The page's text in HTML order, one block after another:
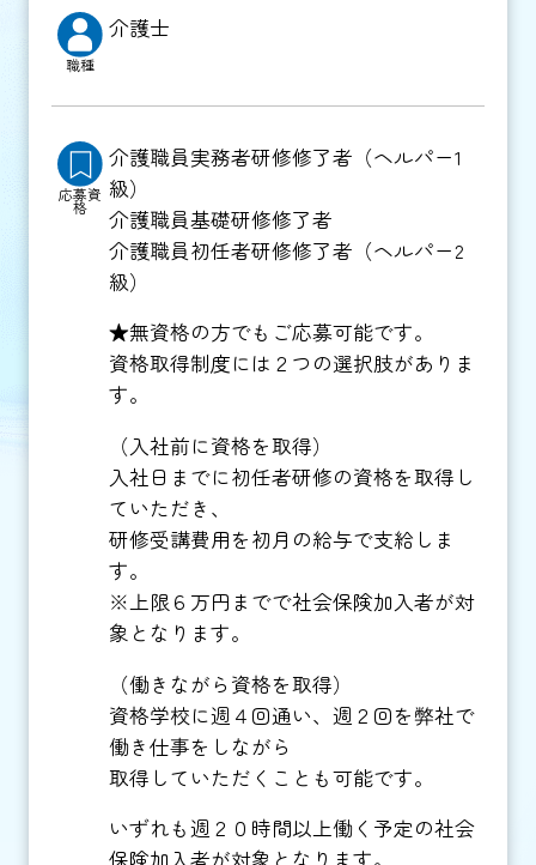
職種
介護士
応募資
格
介護職員実務者研修修了者（ヘルパー1
級）
介護職員基礎研修修了者
介護職員初任者研修修了者（ヘルパー2
級）
★無資格の方でもご応募可能です。
資格取得制度には２つの選択肢がありま
す。
（入社前に資格を取得）
入社日までに初任者研修の資格を取得し
ていただき、
研修受講費用を初月の給与で支給しま
す。
※上限６万円までで社会保険加入者が対
象となります。
（働きながら資格を取得）
資格学校に週４回通い、週２回を弊社で
働き仕事をしながら
取得していただくことも可能です。
いずれも週２０時間以上働く予定の社会